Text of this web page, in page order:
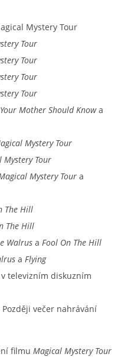
Mystery Tour
Tour
Tour
Tour
Tour
Your Mother Should Knowa
Mystery Tour
Mystery Tour
Mystery Tour a
The Hill
The Hill
Walrus a Fool On The Hill
a Flying
televizním diskuzním
večer nahrávání
filmu Magical Mystery Tour